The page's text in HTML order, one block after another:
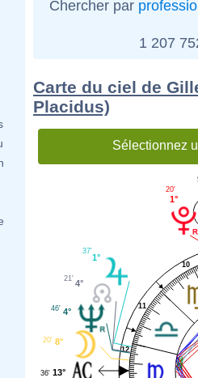
Chercher par
1 207
Carte du ciel de
Placidus)
Sélectionnez
10
11
12
1°
20'
1°
37'
4°
21'
4°
46'
8°
20'
13°
36'